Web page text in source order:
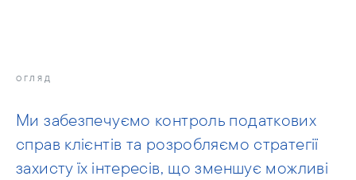
ОГЛЯД
Ми забезпечуємо контроль податкових
справ клієнтів та розробляємо стратегії
захисту їх інтересів, що зменшує можливі